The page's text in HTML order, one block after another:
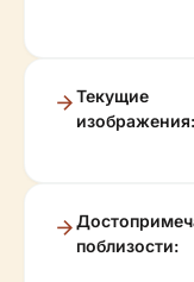
Текущие
изображения:
поблизости: